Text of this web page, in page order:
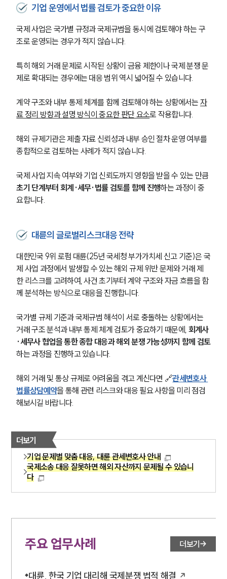
기업 운영에서 법률 검토가 중요한 이유
국제 사업은 국가별 규정과 국제규범을 동시에 검토해야 하는 구
조로 운영되는 경우가 적지 않습니다.
특히 해외 거래 문제로 시작된 상황이 금융 제한이나 국제 분쟁 문
제로 확대되는 경우에는 대응 범위 역시 넓어질 수 있습니다.
계약 구조와 내부 통제 체계를 함께 검토해야 하는 상황에서는 자
료 정리 방향과 설명 방식이 중요한 판단 요소로 작용합니다.
해외 규제기관은 제출 자료 신뢰성과 내부 승인 절차 운영 여부를
종합적으로 검토하는 사례가 적지 않습니다.
국제 사업 지속 여부와 기업 신뢰도까지 영향을 받을 수 있는 만큼
초기 단계부터 회계·세무·법률 검토를 함께 진행하는 과정이 중
요합니다.
대륜의 글로벌리스크대응 전략
대한민국 9위 로펌 대륜(25년 국세청 부가가치세 신고 기준)은 국
제 사업 과정에서 발생할 수 있는 해외 규제 위반 문제와 거래 제
한 리스크를 고려하여, 사건 초기부터 계약 구조와 자금 흐름을 함
께 분석하는 방식으로 대응을 진행합니다.
국가별 규제 기준과 국제규범 해석이 서로 충돌하는 상황에서는
거래 구조 분석과 내부 통제 체계 검토가 중요하기 때문에, 회계사
·세무사 협업을 통한 종합 대응과 해외 분쟁 가능성까지 함께 검토
하는 과정을 진행하고 있습니다.
해외 거래 및 통상 규제로 어려움을 겪고 계신다면 🔗관세변호사
법률상담예약을 통해 관련 리스크와 대응 필요 사항을 미리 점검
해보시길 바랍니다.
더보기
기업 문제별 맞춤 대응, 대륜 관세변호사 안내
국제소송 대응 잘못하면 해외 자산까지 문제될 수 있습니
다
주요 업무사례 더보기
대륜, 한국 기업 대리해 국제분쟁 법적 해결